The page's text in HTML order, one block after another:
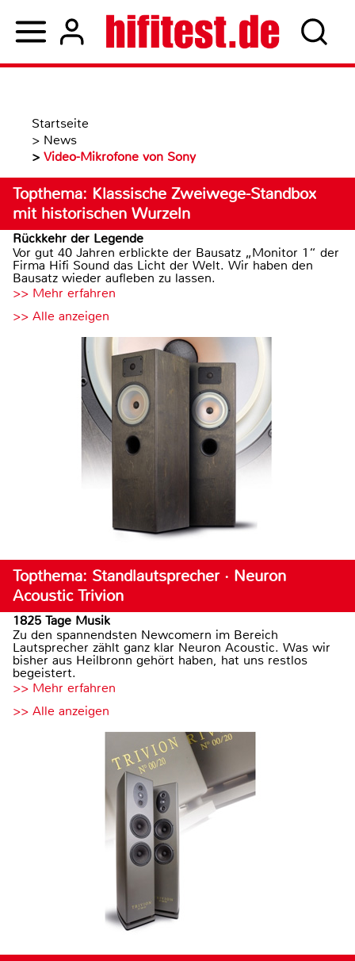
Startseite
> News
> Video-Mikrofone von Sony
Topthema: Klassische Zweiwege-Standbox
mit historischen Wurzeln
Rückkehr der Legende
Vor gut 40 Jahren erblickte der Bausatz „Monitor 1“ der
Firma Hifi Sound das Licht der Welt. Wir haben den
Bausatz wieder aufleben zu lassen.
>> Mehr erfahren
>> Alle anzeigen
Topthema: Standlautsprecher · Neuron
Acoustic Trivion
1825 Tage Musik
Zu den spannendsten Newcomern im Bereich
Lautsprecher zählt ganz klar Neuron Acoustic. Was wir
bisher aus Heilbronn gehört haben, hat uns restlos
begeistert.
>> Mehr erfahren
>> Alle anzeigen